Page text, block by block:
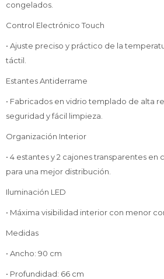
congelados.
Control Electrónico Touch
• Ajuste preciso y práctico de la
táctil.
Estantes Antiderrame
• Fabricados en vidrio templado de alta
seguridad y fácil limpieza.
Organización Interior
• 4 estantes y 2 cajones transparentes
para una mejor distribución.
Iluminación LED
• Máxima visibilidad interior con menor
Medidas
• Ancho: 90 cm
• Profundidad: 66 cm